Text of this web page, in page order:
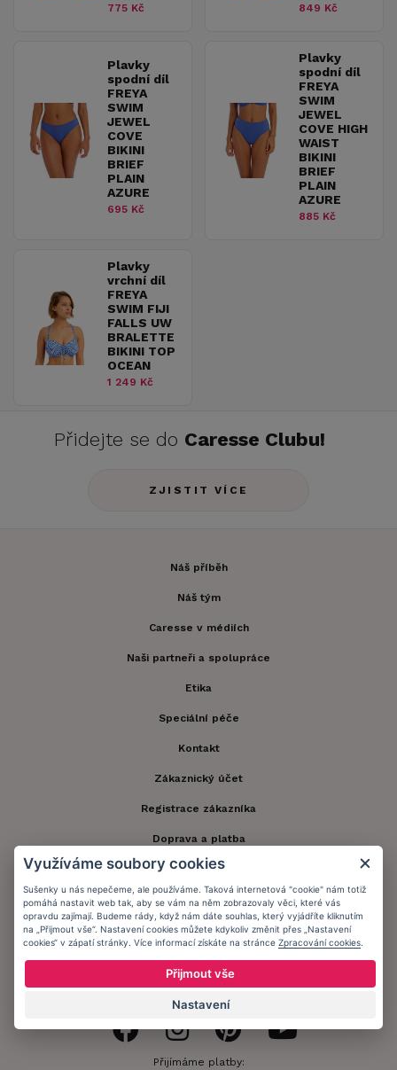
775 Kč 849 Kč
Plavky
spodní díl
FREYA
SWIM
JEWEL
COVE
BIKINI
BRIEF
PLAIN
AZURE
695 Kč
Plavky
spodní díl
FREYA
SWIM
JEWEL
COVE HIGH
WAIST
BIKINI
BRIEF
PLAIN
AZURE
885 Kč
Plavky
vrchní díl
FREYA
SWIM FIJI
FALLS UW
BRALETTE
BIKINI TOP
OCEAN
1 249 Kč
Přidejte se do Caresse Clubu!
ZJISTIT VÍCE
Náš příběh
Náš tým
Caresse v médiích
Naši partneři a spolupráce
Etika
Speciální péče
Kontakt
Zákaznický účet
Registrace zákazníka
Doprava a platba
Obchodní podmínky
Ochrana osobních údajů
Informační memorandum
Zůstaňte s námi v kontaktu.
Přijímáme platby:
Využíváme soubory cookies
Sušenky u nás nepečeme, ale používáme. Taková internetová "cookie" nám totiž
pomáhá nastavit web tak, aby se vám na něm zobrazovaly věci, které vás
opravdu zajímají. Budeme rády, když nám dáte souhlas, který vyjádříte kliknutím
na „Přijmout vše“. Nastavení cookies můžete kdykoliv změnit přes „Nastavení
cookies“ v zápatí stránky. Více informací získáte na stránce Zpracování cookies
Přijmout vše
Nastavení